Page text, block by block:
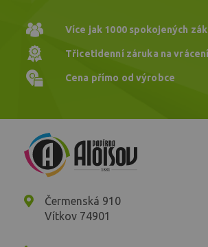
Více jak 1000spokojených
Třicetidenní záruka na
Cena přímo od výrobce
Čermenská 910
Vítkov 74901